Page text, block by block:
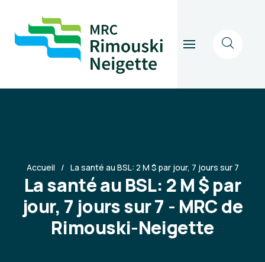
Accueil La santé au BSL: 2 M $ par jour, 7 jours sur 7
La santé au BSL: 2 M $ par
jour, 7 jours sur 7 - MRC de
Rimouski-Neigette